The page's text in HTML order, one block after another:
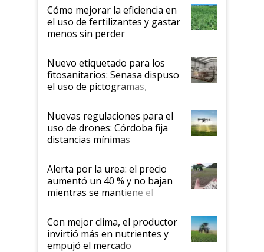
Cómo mejorar la eficiencia en
el uso de fertilizantes y gastar
menos sin perder
productividad en la campaña
fina
Nuevo etiquetado para los
fitosanitarios: Senasa dispuso
el uso de pictogramas,
palabras de advertencia e
indicaciones
Nuevas regulaciones para el
uso de drones: Córdoba fija
distancias mínimas
Alerta por la urea: el precio
aumentó un 40 % y no bajan
mientras se mantiene el
conflicto en Medio Oriente
Con mejor clima, el productor
invirtió más en nutrientes y
empujó el mercado